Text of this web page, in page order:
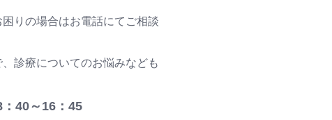
りの場合はお電話にてご相談
診療についてのお悩みなども
40～16：45